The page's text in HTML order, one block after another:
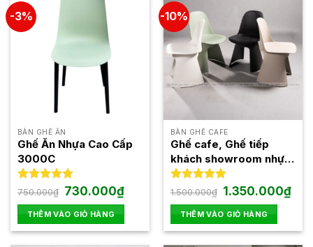
-3%
BÀN GHẾ ĂN
Ghế Ăn Nhựa Cao Cấp
3000C
Được xếp
5.00
5 sao
750.000₫ Giá
gốc
là:
750.000₫.
730.000₫Giá
hiện
tại
là:
730.000₫.
THÊM VÀO GIỎ HÀNG
-10%
BÀN GHẾ CAFE
Ghế cafe, Ghế tiếp
khách showroom nhựa
đúc cao cấp thiết kế
Italy GAI61
Được xếp
5.00
5 sao
1.500.000₫ Giá
gốc
là:
1.500.000₫.
1.350.000₫Giá
hiện
THÊM VÀO GIỎ HÀNG